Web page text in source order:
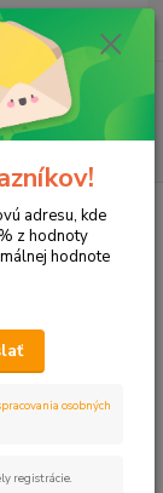
Menu
Hľadať
ks
za 0,00 EUR
HP Photosmart
adresu, kde
z hodnoty
hodnote
osobných
registrácie.